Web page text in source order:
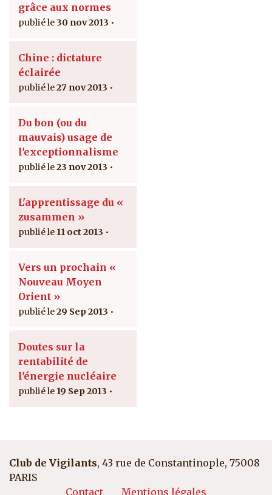
grâce aux normes
30 nov 2013
Chine : dictature
éclairée
27 nov 2013
Du bon (ou du
mauvais) usage de
l'exceptionnalisme
23 nov 2013
L'apprentissage du «
zusammen »
11 oct 2013
Vers un prochain «
Nouveau Moyen
Orient »
29 Sep 2013
Doutes sur la
rentabilité de
l'énergie nucléaire
19 Sep 2013
Club de Vigilants, 43 rue de Constantinople, 75008
PARIS
Contact Mentions légales